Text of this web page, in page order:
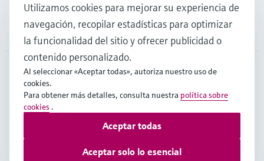
Compañía
ESP
Copyright © Endress+Hauser Group Services AG
Utilizamos cookies para mejorar su experiencia de
navegación, recopilar estadísticas para optimizar
la funcionalidad del sitio y ofrecer publicidad o
contenido personalizado.
Al seleccionar «Aceptar todas», autoriza nuestro uso de
cookies.
Para obtener más detalles, consulta nuestra política sobre
cookies .
Aceptar solo lo esencial
Aceptar todas